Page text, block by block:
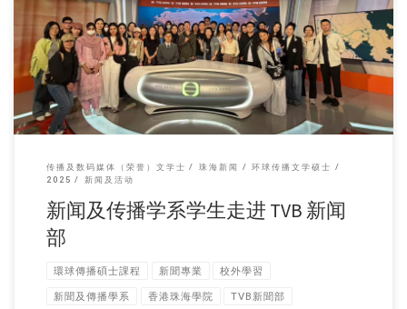
新闻及传播学系约 […]
传播及数码媒体（荣誉）文学士 珠海新闻
环球传播文学硕士
2025
新闻及活动
新闻及传播学系学生走进 TVB 新闻
部
環球傳播碩士課程 新聞專業 校外學習
新聞及傳播學系 香港珠海學院 TVB新聞部